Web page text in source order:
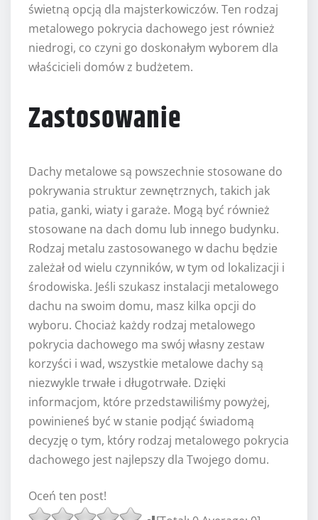
świetną opcją dla majsterkowiczów. Ten rodzaj
metalowego pokrycia dachowego jest również
niedrogi, co czyni go doskonałym wyborem dla
właścicieli domów z budżetem.
Zastosowanie
Dachy metalowe są powszechnie stosowane do
pokrywania struktur zewnętrznych, takich jak
patia, ganki, wiaty i garaże. Mogą być również
stosowane na dach domu lub innego budynku.
Rodzaj metalu zastosowanego w dachu będzie
zależał od wielu czynników, w tym od lokalizacji i
środowiska. Jeśli szukasz instalacji metalowego
dachu na swoim domu, masz kilka opcji do
wyboru. Chociaż każdy rodzaj metalowego
pokrycia dachowego ma swój własny zestaw
korzyści i wad, wszystkie metalowe dachy są
niezwykle trwałe i długotrwałe. Dzięki
informacjom, które przedstawiliśmy powyżej,
powinieneś być w stanie podjąć świadomą
decyzję o tym, który rodzaj metalowego pokrycia
dachowego jest najlepszy dla Twojego domu.
Oceń ten post!